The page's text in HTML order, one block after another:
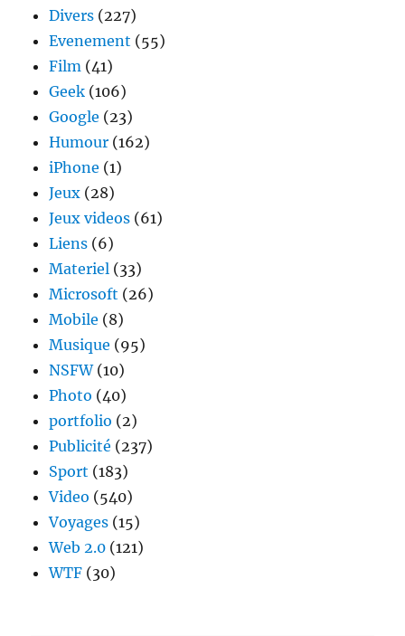
Divers (227)
Evenement (55)
Film (41)
Geek (106)
Google (23)
Humour (162)
iPhone (1)
Jeux (28)
Jeux videos (61)
Liens (6)
Materiel (33)
Microsoft (26)
Mobile (8)
Musique (95)
NSFW(10)
Photo (40)
portfolio (2)
Publicité (237)
Sport (183)
Video (540)
Voyages (15)
Web 2.0 (121)
WTF (30)